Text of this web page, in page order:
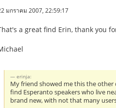
มกราคม 2007, 22:59:17
a great find Erin, thank you
erinja:
My friend showed me this the other
find Esperanto speakers who live
brand new, with not that many